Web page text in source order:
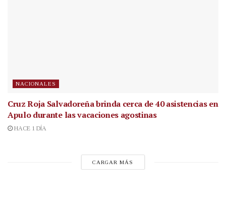
NACIONALES
Cruz Roja Salvadoreña brinda cerca de 40 asistencias en
Apulo durante las vacaciones agostinas
HACE 1 DÍA
CARGAR MÁS